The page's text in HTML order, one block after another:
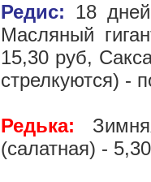
Редис: 18
Масляный
15,30 руб,
стрелкуются) -
Редька:
(салатная) -